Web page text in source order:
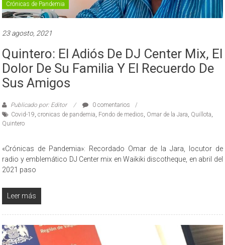
Crónicas de Pandemia
23 agosto, 2021
Quintero: El Adiós De DJ Center Mix, El
Dolor De Su Familia Y El Recuerdo De
Sus Amigos
Publicado por: Editor
0 comentarios
Covid-19,cronicas de pandemia, Fondo de medios, Omar de la Jara, Quillota,
Quintero
«Crónicas de Pandemia»: Recordado Omar de la Jara, locutor de
radio y emblemático DJ Center mix en Waikiki discotheque, en abril del
2021 paso
Leer más